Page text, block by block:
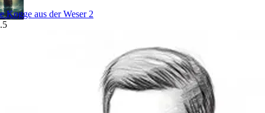
Kogge aus der Weser 2